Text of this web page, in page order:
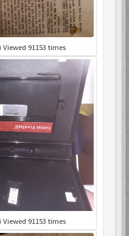
Viewed 91153 times
Viewed 91153 times